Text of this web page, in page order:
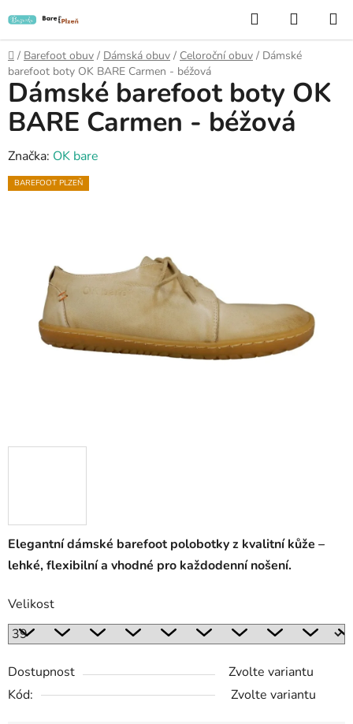
na
obsah
Hledat
KOŠÍK
Domů
/ Barefoot obuv / Dámská obuv / Celoroční obuv / Dámské
barefoot boty OK BARE Carmen - béžová
Elegantní dámské barefoot polobotky z kvalitní kůže –
lehké, flexibilní a vhodné pro každodenní nošení.
Velikost
Dostupnost
Zvolte variantu
Kód:
Zvolte variantu
Dámské barefoot boty OK
BARE Carmen - béžová
Značka: OK bare
BAREFOOT PLZEŇ